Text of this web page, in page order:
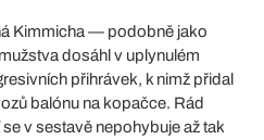
Kimmicha — podobně jako
dosáhl v uplynulém
přihrávek, k nimž přidal
balónu na kopačce. Rád
v sestavě nepohybuje až tak